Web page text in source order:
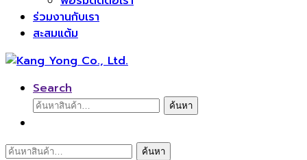
ร่วมงานกับเรา
สะสมแต้ม
Search
ค้นหา:
ค้นหา
ค้นหา: ค้นหา